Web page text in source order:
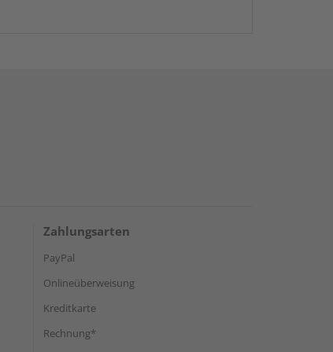
Zahlungsarten
PayPal
Onlineüberweisung
Kreditkarte
Rechnung*